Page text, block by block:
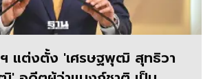
ฯ แต่งตั้ง 'เศรษฐพุฒิ สุทธิวา